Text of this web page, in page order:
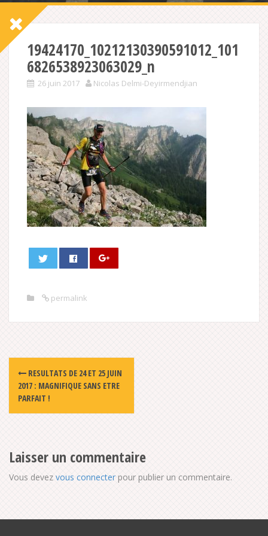
19424170_10212130390591012_101
6826538923063029_n
26 juin 2017 Nicolas Delmi-Deyirmendjian
permalink
Post
navigation
RESULTATS DE 24 ET 25 JUIN
2017 : MAGNIFIQUE SANS ETRE
PARFAIT !
Laisser un commentaire
Vous devez vous connecterpour publier un commentaire.